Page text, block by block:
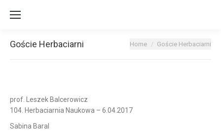
Goście Herbaciarni You are here:
Home Goście Herbaciarni
prof. Leszek Balcerowicz
104. Herbaciarnia Naukowa – 6.04.2017
Sabina Baral